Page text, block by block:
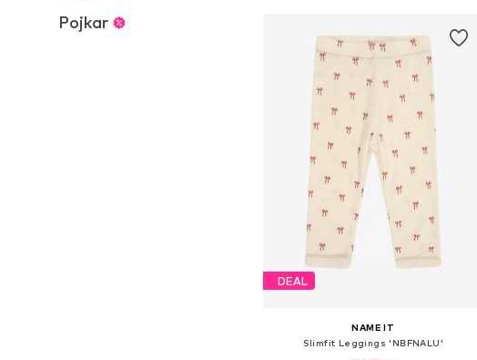
Pojkar
DEAL
NAME IT
Slimfit Leggings 'NBFNALU'